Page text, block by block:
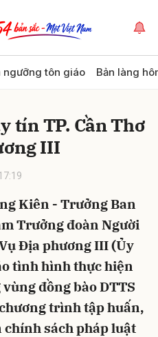
ngưỡng tôn giáo Bản làng
tín TP. Cần Thơ
III
Kiên - Trưởng Ban
Trưởng đoàn Người
Địa phương III (Ủy
tình hình thực hiện
đồng bào DTTS
trình tập huấn,
sách pháp luật
Hủy Gửi